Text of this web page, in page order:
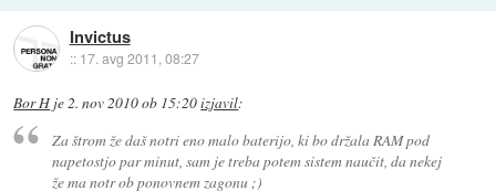
Invictus
:: 17. avg 2011, 08:27
Bor H je2. nov 2010 ob 15:20izjavil:
Za štrom že daš notri eno malo baterijo, ki bo držala RAM pod
napetostjo par minut, sam je treba potem sistem naučit, da nekej
že ma notr ob ponovnem zagonu ;)